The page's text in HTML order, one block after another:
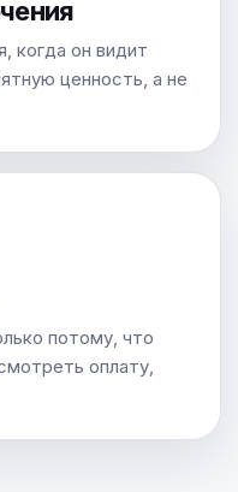
когда он видит
ценность, а не
потому, что
оплату,